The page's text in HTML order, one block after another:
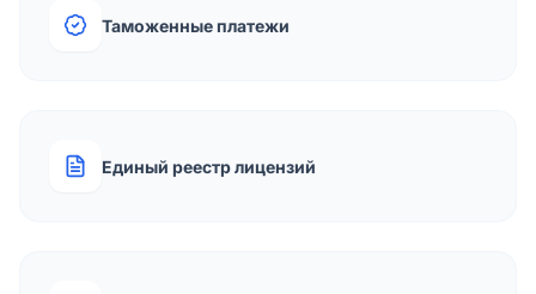
Таможенные платежи
Единый реестр лицензий